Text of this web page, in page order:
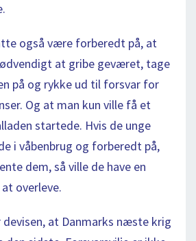
også være forberedt på, at
at gribe geværet, tage
på og rykke ud til forsvar for
Og at man kun ville få et
startede. Hvis de unge
i våbenbrug og forberedt på,
dem, så ville de have en
overleve.
devisen, at Danmarks næste krig